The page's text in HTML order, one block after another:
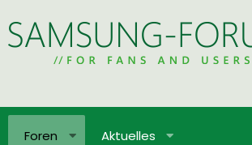
Foren Aktuelles